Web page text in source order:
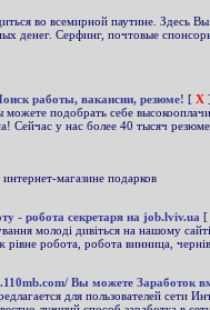
во всемирной паутине. Здесь
денег. Серфинг, почтовые
работы, вакансии, резюме! [ X ]
подобрать себе
Сейчас у нас более 40 тысяч
магазине подарков
- робота секретаря на job.lviv.ua [
молодi дивiться на нашому
рiвне робота, робота винница,
Вы можете Заработок
для пользователей сети